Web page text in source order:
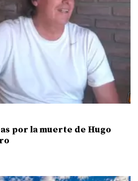
por la muerte de Hugo